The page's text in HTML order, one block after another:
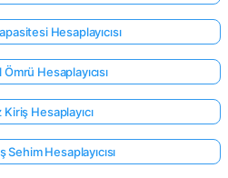
Hesaplayıcısı
Hesaplayıcısı
Hesaplayıcı
Hesaplayıcısı